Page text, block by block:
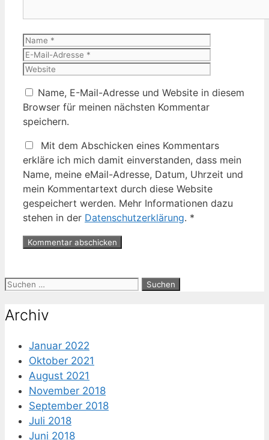
Name
Name, E-Mail-Adresse und Website in diesem
Browser für meinen nächsten Kommentar
speichern.
Mit dem Abschicken eines Kommentars
erkläre ich mich damit einverstanden, dass mein
Name, meine eMail-Adresse, Datum, Uhrzeit und
mein Kommentartext durch diese Website
gespeichert werden. Mehr Informationen dazu
stehen in der Datenschutzerklärung. *
Suche
Archiv
Januar 2022
Oktober 2021
August 2021
November 2018
September 2018
Juli 2018
Juni 2018